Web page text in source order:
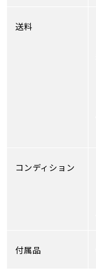
送料
コンディション
付属品